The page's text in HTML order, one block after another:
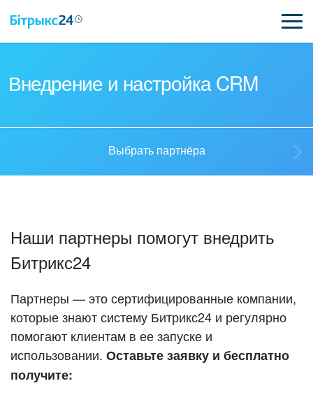
ПОДДЕРЖКА
ВХОД
ВХОД
Внедрение и настройка CRM
Стать партнёром
Кейсы партнёров
Смотреть видеокейсы
Выбрать партнёра
Наши партнеры помогут внедрить
Битрикс24
Партнеры — это сертифицированные компании,
которые знают систему Битрикс24 и регулярно
помогают клиентам в ее запуске и
использовании. Оставьте заявку и бесплатно
получите: